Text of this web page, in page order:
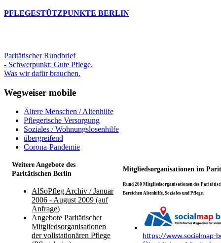
PFLEGESTÜTZPUNKTE BERLIN
Paritätischer Rundbrief
- Schwerpunkt: Gute Pflege.
Was wir dafür brauchen.
Wegweiser mobile
Ältere Menschen / Altenhilfe
Pflegerische Versorgung
Soziales / Wohnungslosenhilfe
übergreifend
Corona-Pandemie
Weitere Angebote des
Paritätischen Berlin
Mitgliedsorganisationen im
AlSoPfleg Archiv / Januar
2006 - August 2009 (auf
Anfrage)
Angebote Paritätischer
Mitgliedsorganisationen
der vollstationären Pflege
Rund 200 Mitgliedsorganisationen des
Bereichen Altenhilfe, Soziales und Pflege.
https://www.socialmap-